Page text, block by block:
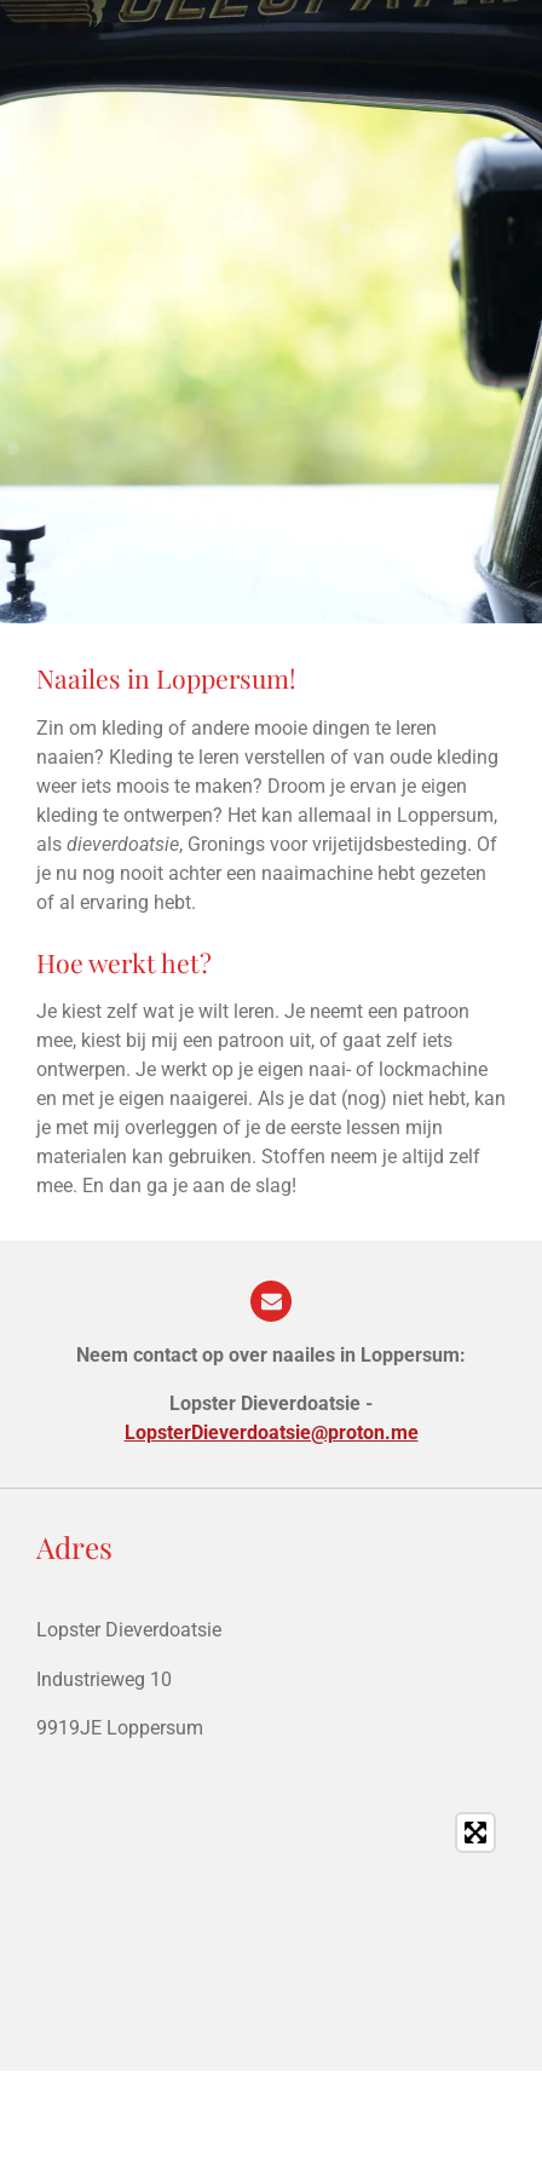
Naailes in Loppersum!
Zin om kleding of andere mooie dingen te leren
naaien? Kleding te leren verstellen of van oude kleding
weer iets moois te maken? Droom je ervan je eigen
kleding te ontwerpen? Het kan allemaal in Loppersum,
als dieverdoatsie, Gronings voor vrijetijdsbesteding. Of
je nu nog nooit achter een naaimachine hebt gezeten
of al ervaring hebt.
Hoe werkt het?
Je kiest zelf wat je wilt leren. Je neemt een patroon
mee, kiest bij mij een patroon uit, of gaat zelf iets
ontwerpen. Je werkt op je eigen naai- of lockmachine
en met je eigen naaigerei. Als je dat (nog) niet hebt, kan
je met mij overleggen of je de eerste lessen mijn
materialen kan gebruiken. Stoffen neem je altijd zelf
mee. En dan ga je aan de slag!
Neem contact op over naailes in Loppersum:
Lopster Dieverdoatsie -
LopsterDieverdoatsie@proton.me
Adres
Lopster Dieverdoatsie
Industrieweg 10
9919JE Loppersum